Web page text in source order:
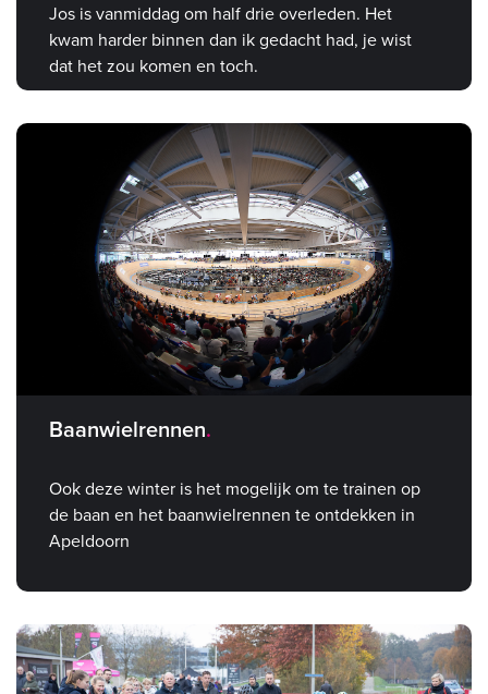
Jos is vanmiddag om half drie overleden. Het
kwam harder binnen dan ik gedacht had, je wist
dat het zou komen en toch.
Baanwielrennen
Ook deze winter is het mogelijk om te trainen op
de baan en het baanwielrennen te ontdekken in
Apeldoorn